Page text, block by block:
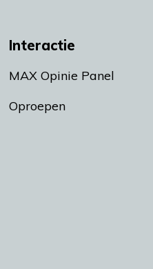
Interactie
MAX Opinie Panel
Oproepen